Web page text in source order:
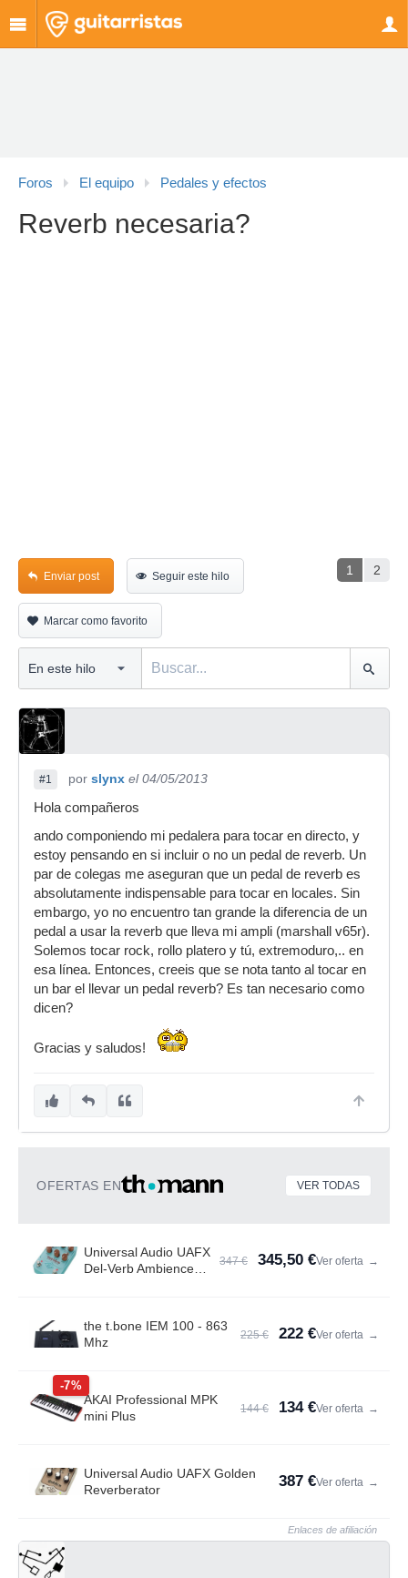
Foros El equipo Pedales y efectos
Reverb necesaria?
1 2
Enviar post Seguir este hilo
Marcar como favorito
#1 por slynx el 04/05/2013
Hola compañeros
ando componiendo mi pedalera para tocar en directo, y
estoy pensando en si incluir o no un pedal de reverb. Un
par de colegas me aseguran que un pedal de reverb es
absolutamente indispensable para tocar en locales. Sin
embargo, yo no encuentro tan grande la diferencia de un
pedal a usar la reverb que lleva mi ampli (marshall v65r).
Solemos tocar rock, rollo platero y tú, extremoduro,.. en
esa línea. Entonces, creeis que se nota tanto al tocar en
un bar el llevar un pedal reverb? Es tan necesario como
dicen?
Gracias y saludos!
OFERTAS EN VER TODAS
Universal Audio UAFX
Del-Verb Ambience
347 € 345,50 €Ver oferta →
the t.bone IEM 100 - 863
Mhz
225 € 222 €Ver oferta →
-7%
AKAI Professional MPK
mini Plus
144 € 134 €Ver oferta →
Universal Audio UAFX Golden
Reverberator
387 €Ver oferta →
Enlaces de afiliación